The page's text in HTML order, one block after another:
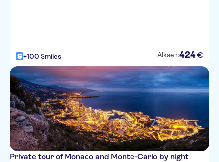
Best Western Plus Hotel Brice
Garden Nice
Hotel Magnan
Hotel Florence Nice
Hotel Danemark
Hotel Gounod Nice
+100 Smiles Alkaen:424 €
Private tour of Monaco and Monte-Carlo by night